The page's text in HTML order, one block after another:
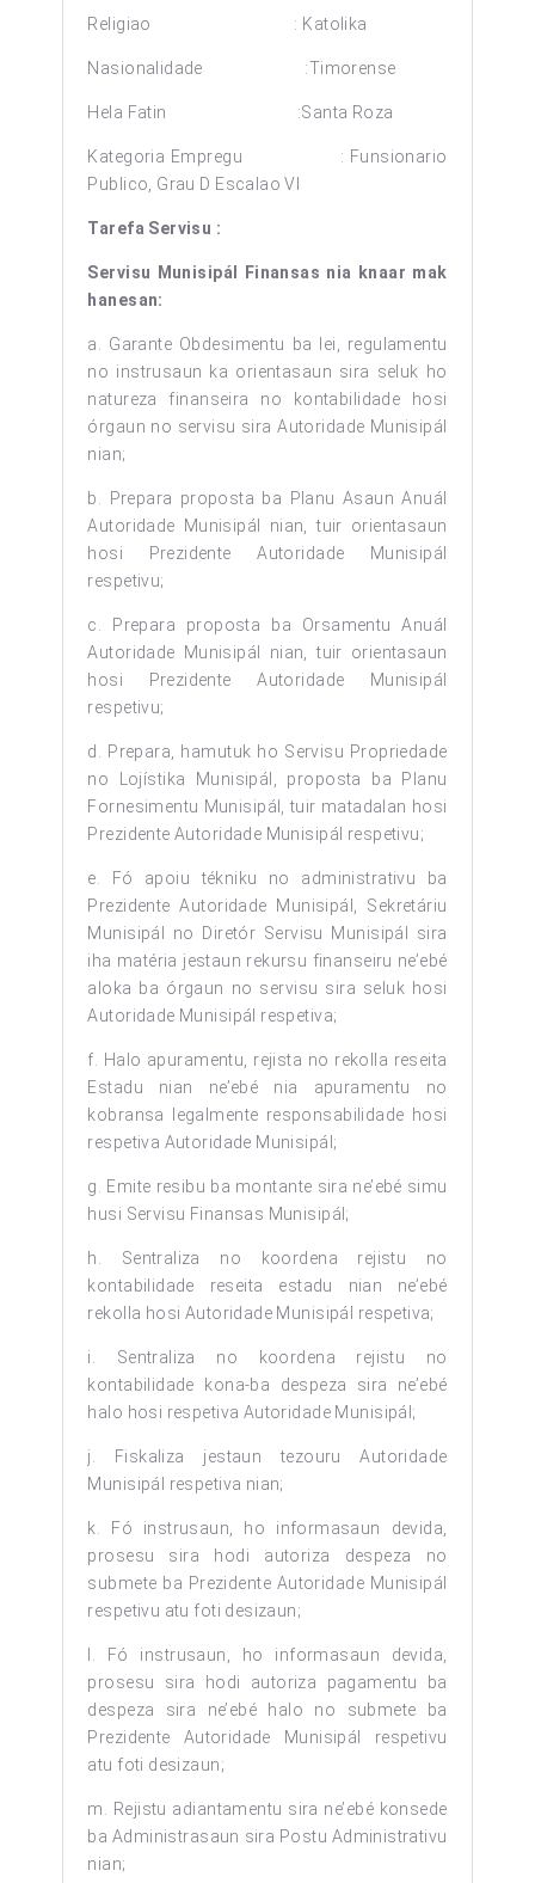
Religiao : Katolika
Nasionalidade :Timorense
Hela Fatin :Santa Roza
Kategoria Empregu : Funsionario
Publico, Grau D Escalao VI
Tarefa Servisu :
Servisu Munisipál Finansas nia knaar mak
hanesan:
a. Garante Obdesimentu ba lei, regulamentu
no instrusaun ka orientasaun sira seluk ho
natureza finanseira no kontabilidade hosi
órgaun no servisu sira Autoridade Munisipál
nian;
b. Prepara proposta ba Planu Asaun Anuál
Autoridade Munisipál nian, tuir orientasaun
hosi Prezidente Autoridade Munisipál
respetivu;
c. Prepara proposta ba Orsamentu Anuál
Autoridade Munisipál nian, tuir orientasaun
hosi Prezidente Autoridade Munisipál
respetivu;
d. Prepara, hamutuk ho Servisu Propriedade
no Lojístika Munisipál, proposta ba Planu
Fornesimentu Munisipál, tuir matadalan hosi
Prezidente Autoridade Munisipál respetivu;
e. Fó apoiu tékniku no administrativu ba
Prezidente Autoridade Munisipál, Sekretáriu
Munisipál no Diretór Servisu Munisipál sira
iha matéria jestaun rekursu finanseiru ne’ebé
aloka ba órgaun no servisu sira seluk hosi
Autoridade Munisipál respetiva;
f. Halo apuramentu, rejista no rekolla reseita
Estadu nian ne’ebé nia apuramentu no
kobransa legalmente responsabilidade hosi
respetiva Autoridade Munisipál;
g. Emite resibu ba montante sira ne’ebé simu
husi Servisu Finansas Munisipál;
h. Sentraliza no koordena rejistu no
kontabilidade reseita estadu nian ne’ebé
rekolla hosi Autoridade Munisipál respetiva;
i. Sentraliza no koordena rejistu no
kontabilidade kona-ba despeza sira ne’ebé
halo hosi respetiva Autoridade Munisipál;
j. Fiskaliza jestaun tezouru Autoridade
Munisipál respetiva nian;
k. Fó instrusaun, ho informasaun devida,
prosesu sira hodi autoriza despeza no
submete ba Prezidente Autoridade Munisipál
respetivu atu foti desizaun;
l. Fó instrusaun, ho informasaun devida,
prosesu sira hodi autoriza pagamentu ba
despeza sira ne’ebé halo no submete ba
Prezidente Autoridade Munisipál respetivu
atu foti desizaun;
m. Rejistu adiantamentu sira ne’ebé konsede
ba Administrasaun sira Postu Administrativu
nian;